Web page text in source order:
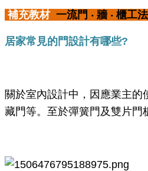
補充教材 一流門 ‧ 牆 ‧ 櫃工
居家常見的門設計有哪些?
關於室內設計中，因應業主
藏門等。至於彈簧門及雙片門